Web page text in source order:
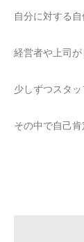
自分に対する
経営者や上司が
少しずつスタ
その中で自己